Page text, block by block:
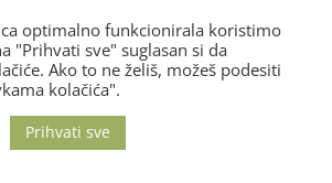
optimalno funkcionirala koristimo
"Prihvati sve" suglasan si da
Ako to ne želiš, možeš podesiti
kolačića".
Prihvati sve